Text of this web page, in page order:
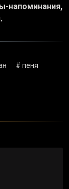
напоминания,
# пеня